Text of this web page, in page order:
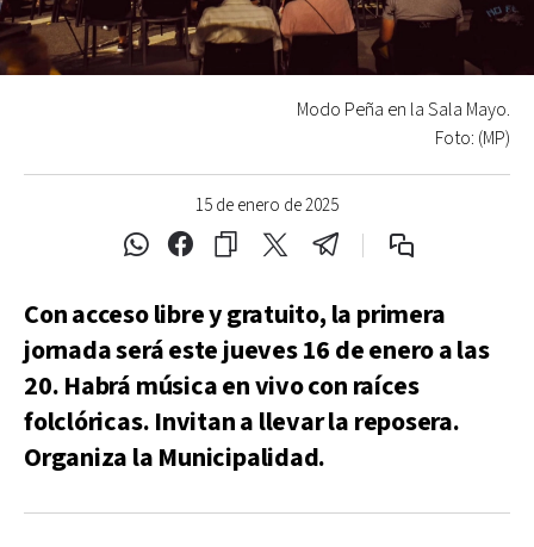
15 de enero de 2025
Modo Peña en la Sala Mayo.
Foto: (MP)
Con acceso libre y gratuito, la primera
jornada será este jueves 16 de enero a las
20. Habrá música en vivo con raíces
folclóricas. Invitan a llevar la reposera.
Organiza la Municipalidad.